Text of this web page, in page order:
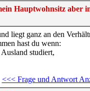
Hauptwohnsitz aber
liegt ganz an den
hast du wenn:
studiert,
<<< Frage und Antwort